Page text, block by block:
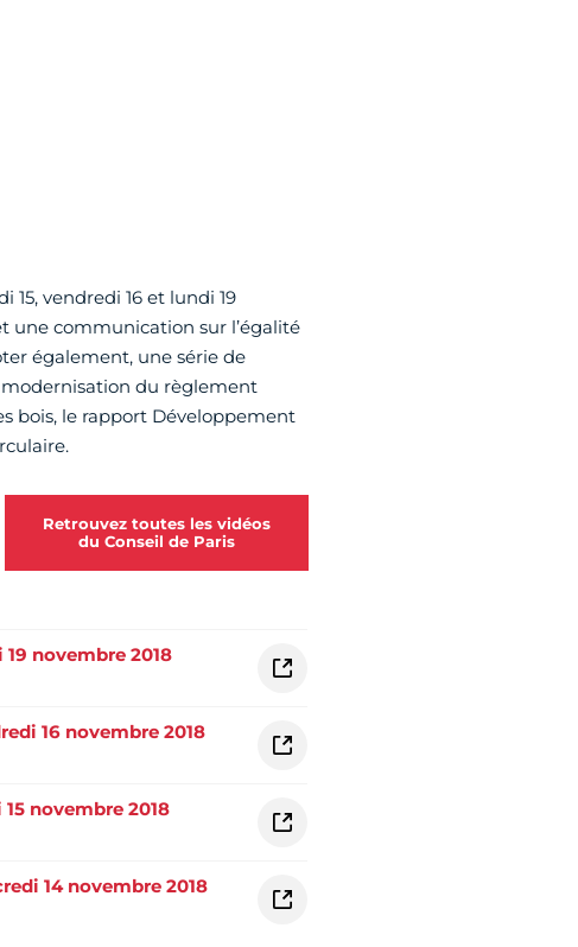
15, vendredi 16 et lundi 19
une communication sur l’égalité
également, une série de
du règlement
bois, le rapport Développement
Retrouvez toutes les vidéos
du Conseil de Paris
novembre 2018
16 novembre 2018
novembre 2018
14 novembre 2018